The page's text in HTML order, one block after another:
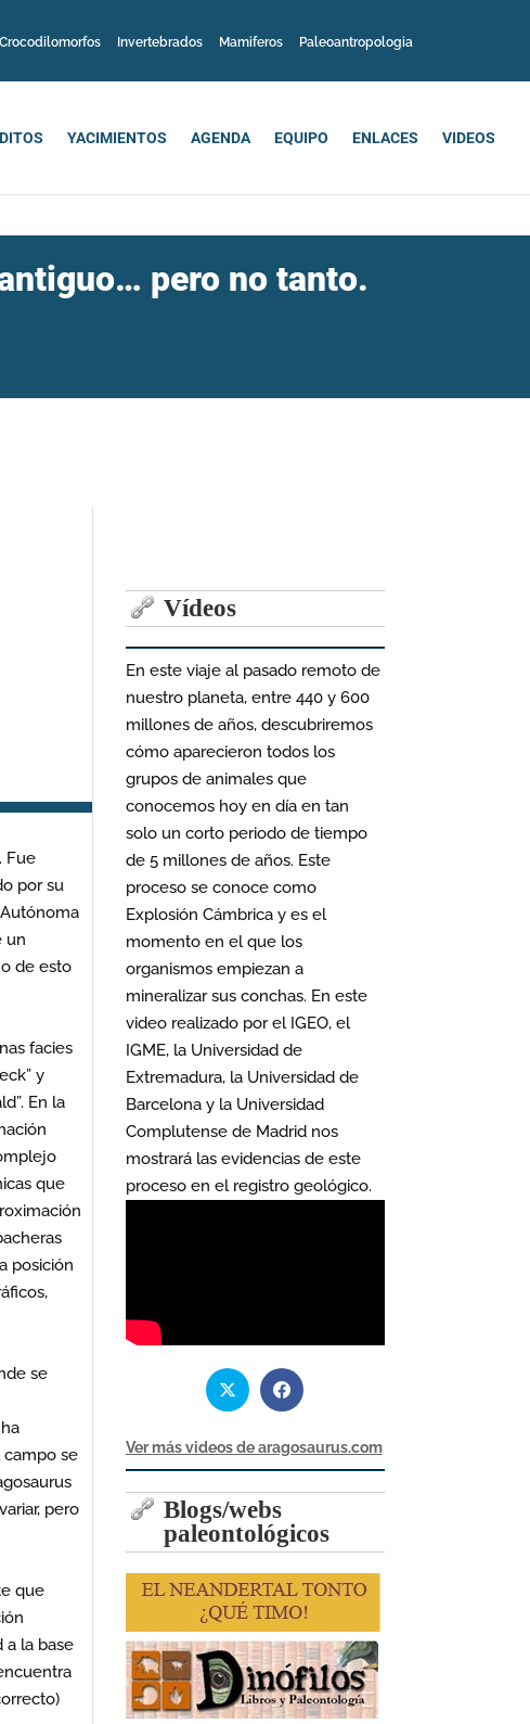
Crocodilomorfos Invertebrados Mamiferos
Paleoantropologia
YACIMIENTOS AGENDA EQUIPO ENLACES VIDEOS
pero no tanto.
Fue
por su
un
de esto
facies
y
En la
que
posición
se
se
pero
que
a la base
Vídeos
En este viaje al pasado remoto de
nuestro planeta, entre 440 y 600
millones de años, descubriremos
cómo aparecieron todos los
grupos de animales que
conocemos hoy en día en tan
solo un corto periodo de tiempo
de 5 millones de años. Este
proceso se conoce como
Explosión Cámbrica y es el
momento en el que los
organismos empiezan a
mineralizar sus conchas. En este
video realizado por el IGEO, el
IGME, la Universidad de
Extremadura, la Universidad de
Barcelona y la Universidad
Complutense de Madrid nos
mostrará las evidencias de este
proceso en el registro geológico.
Ver más videos de aragosaurus.com
Blogs/webs
paleontológicos